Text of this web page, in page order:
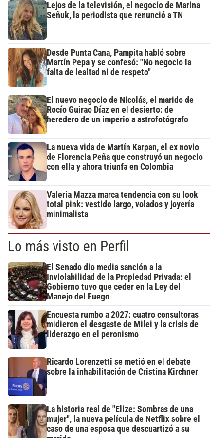
Lejos de la televisión, el negocio de Marina
Señuk, la periodista que renunció a TN
Desde Punta Cana, Pampita habló sobre
Martín Pepa y se confesó: "No negocio la
falta de lealtad ni de respeto"
El nuevo negocio de Nicolás, el marido de
Rocío Guirao Díaz en el desierto: de
heredero de un imperio a astrofotógrafo
La nueva vida de Martín Karpan, el ex novio
de Florencia Peña que construyó un negocio
con ella y ahora triunfa en Colombia
Valeria Mazza marca tendencia con su look
total pink: vestido largo, volados y joyería
minimalista
Lo más visto en Perfil
El Senado dio media sanción a la
Inviolabilidad de la Propiedad Privada: el
Gobierno tuvo que ceder en la Ley del
Manejo del Fuego
Encuesta rumbo a 2027: cuatro consultoras
midieron el desgaste de Milei y la crisis de
liderazgo en el peronismo
Ricardo Lorenzetti se metió en el debate
sobre la inhabilitación de Cristina Kirchner
La historia real de "Elize: Sombras de una
mujer", la nueva película de Netflix sobre el
caso de una esposa que descuartizó a su